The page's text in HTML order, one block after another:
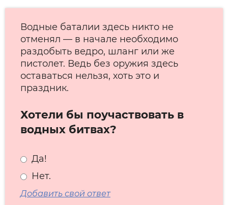
Водные баталии здесь никто не
отменял — в начале необходимо
раздобыть ведро, шланг или же
пистолет. Ведь без оружия здесь
оставаться нельзя, хоть это и
праздник.
Хотели бы поучаствовать в
водных битвах?
Да!
Нет.
Добавить свой ответ